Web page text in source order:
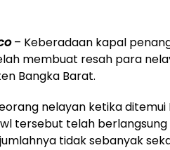
– Keberadaan kapal
membuat resah para
Bangka Barat.
nelayan ketika
tersebut telah
tidak sebanyak